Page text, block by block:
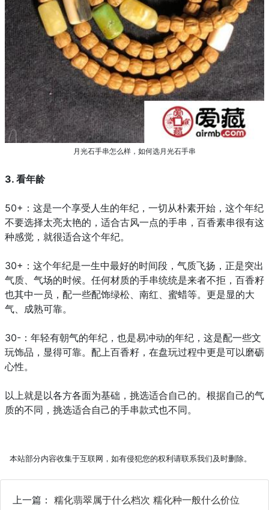
月光石手串怎么样，如何选月光石手串
3. 看年龄
50+：这是一个享受人生的年纪，一切从朴素开始，这个年纪
不要选择太亮太艳的，适合古风一点的手串，百香素串很有这
种感觉，就很适合这个年纪。
30+：这个年纪是一生中最好的时间段，气质飞扬，正是突出
气质、气场的时候。任何材质的手串统统是来者不拒，百香籽
也其中一员，配一些配饰绿松、南红、蜜蜡等。更是显的大
气、成熟可靠。
30-：年轻有朝气的年纪，也是易冲动的年纪，这是配一些文
玩饰品，显得可靠。配上百香籽，在盘玩过程中更是可以磨砺
心性。
以上就是以各方各面为基础，挑选适合自己的。根据自己的气
质的不同，挑选适合自己的手串款式也不同。
本站部分内容收集于互联网，如有侵犯您的权利请联系我们及时删除。
上一篇： 糯化翡翠属于什么档次 糯化种一般什么价位